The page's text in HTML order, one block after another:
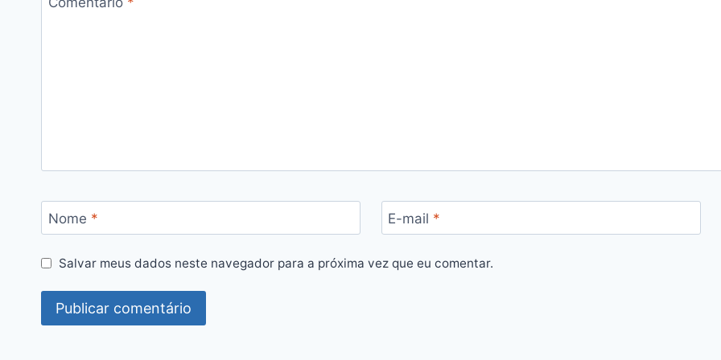
Nome * E-mail *
Salvar meus dados neste navegador para a próxima vez que eu comentar.